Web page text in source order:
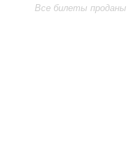
Все билеты проданы